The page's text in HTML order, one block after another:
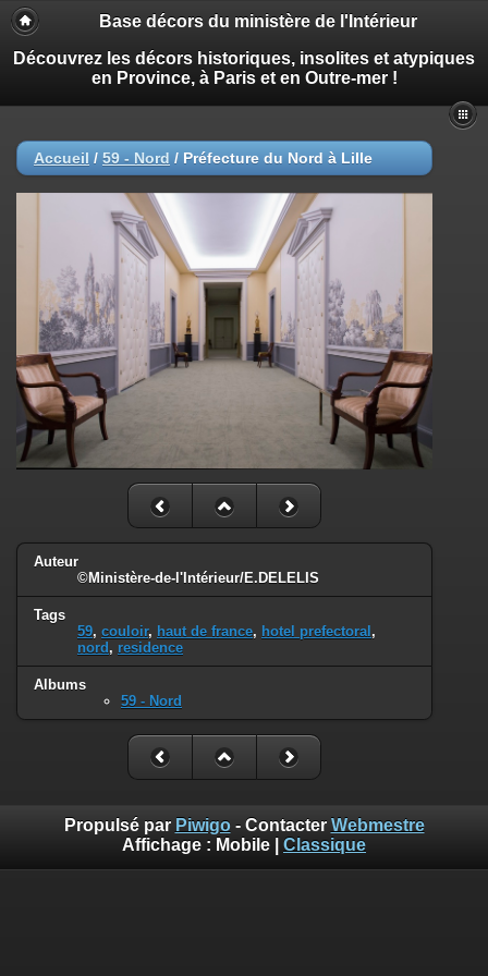
Base décors du ministère de l'Intérieur
Découvrez les décors historiques, insolites et atypiques
en Province, à Paris et en Outre-mer !
Accueil / 59 - Nord / Préfecture du Nord à Lille
Auteur
©Ministère-de-l'Intérieur/E.DELELIS
Tags
59, couloir, haut de france, hotel prefectoral ,
nord , residence
Albums
59 - Nord
Propulsé par Piwigo- Contacter Webmestre
Affichage : Mobile Classique